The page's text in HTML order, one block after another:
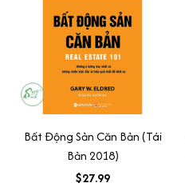
Bất Động Sản Căn Bản (Tái
Bản 2018)
$27.99